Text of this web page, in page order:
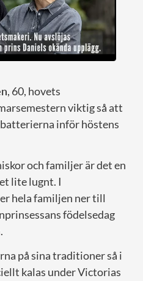
, 60, hovets
viktig så att
inför höstens
och familjer är det en
lite lugnt. I
hela familjen ner till
födelsedag
.
på sina traditioner så i
kalas under Victorias